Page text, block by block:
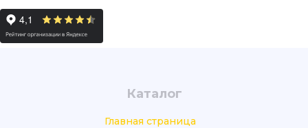
Каталог
Главная страница